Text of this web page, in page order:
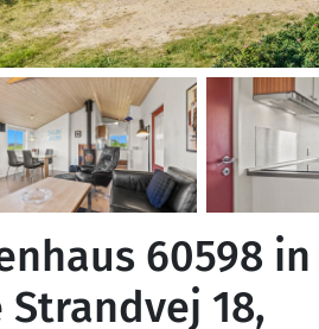
60598 in
Strandvej 18,